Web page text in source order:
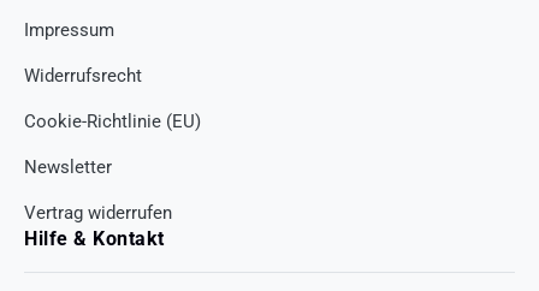
Impressum
Widerrufsrecht
Cookie-Richtlinie (EU)
Newsletter
Vertrag widerrufen
Hilfe & Kontakt